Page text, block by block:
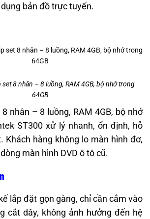
bản đồ trực tuyến.
set 8 nhân – 8 luồng, RAM 4GB, bộ nhớ trong
64GB
nhân – 8 luồng, RAM 4GB, bộ nhớ
ST300 xử lý nhanh, ổn định, hỗ
Khách hàng không lo màn hình đơ,
màn hình DVD ô tô cũ.
lắp đặt gọn gàng, chỉ cần cắm vào
cắt dây, không ảnh hưởng đến hệ